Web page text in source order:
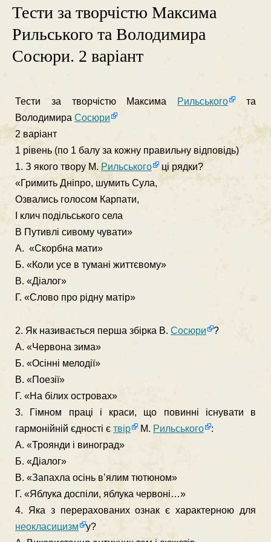
Тести за творчістю Максима
Рильського та Володимира
Сосюри. 2 варіант
Тести за творчістю Максима Рильського
та
Володимира Сосюри
2 варіант
1 рівень (по 1 балу за кожну правильну відповідь)
1. З якого твору М. Рильського
ці рядки?
«Гримить Дніпро, шумить Сула,
Озвались голосом Карпати,
І клич подільського села
В Путивлі сивому чувати»
А. «Скорбна мати»
Б. «Коли усе в тумані життєвому»
В. «Діалог»
Г. «Слово про рідну матір»
2. Як називається перша збірка В. Сосюри
?
А. «Червона зима»
Б. «Осінні мелодії»
В. «Поезії»
Г. «На білих островах»
3. Гімном праці і краси, що повинні існувати в
гармонійній єдності є твір М. Рильського
:
А. «Троянди і виноград»
Б. «Діалог»
В. «Запахла осінь в’ялим тютюном»
Г. «Яблука доспіли, яблука червоні…»
4. Яка з перерахованих ознак є характерною для
неокласицизм
у?